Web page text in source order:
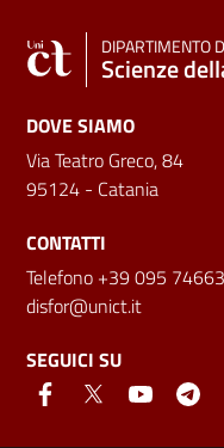
DIPARTIMENTO
Scienze
DOVE SIAMO
Via Teatro Greco, 84
95124 - Catania
CONTATTI
Telefono +39 095
disfor@unict.it
SEGUICI SU